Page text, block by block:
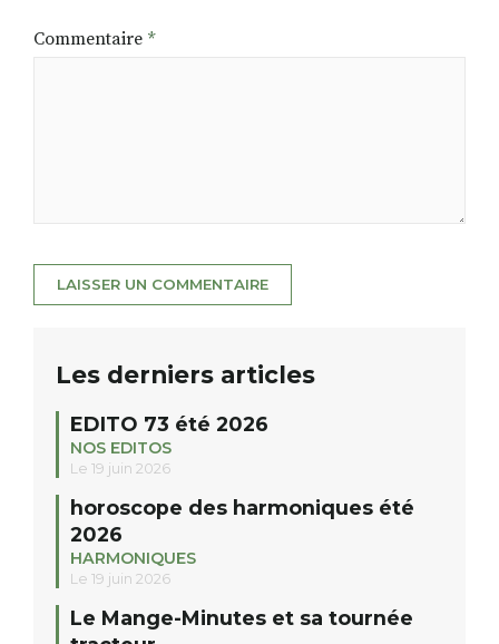
Commentaire *
Les derniers articles
EDITO 73 été 2026
NOS EDITOS
Le 19 juin 2026
horoscope des harmoniques été
2026
HARMONIQUES
Le 19 juin 2026
Le Mange-Minutes et sa tournée